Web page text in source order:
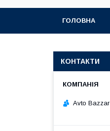
ГОЛОВНА
КОНТАКТИ
Avto Bazzar